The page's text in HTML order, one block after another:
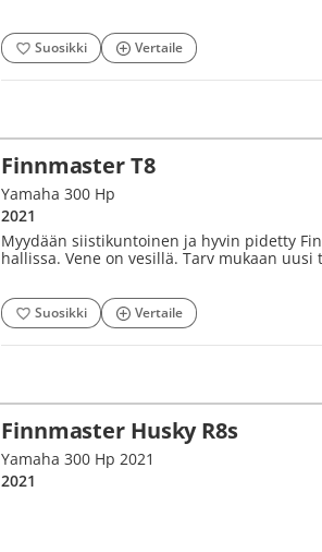
Suosikki Vertaile
Finnmaster T8
Yamaha 300 Hp
2021
Myydään siistikuntoinen ja hyvin pidetty
hallissa. Vene on vesillä. Tarv mukaan uusi
Suosikki Vertaile
Finnmaster Husky R8s
Yamaha 300 Hp 2021
2021